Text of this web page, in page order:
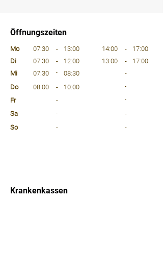
Öffnungszeiten
Mo
07:30 - 13:00 14:00 -
17:00
Di
07:30 - 12:00 13:00 -
17:00
Mi
07:30 - 08:30
-
Do
08:00 - 10:00 -
Fr - -
Sa -
-
So
-
-
Krankenkassen